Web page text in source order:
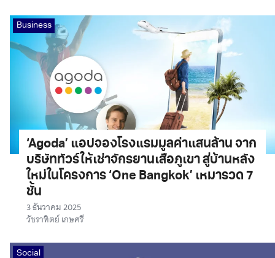
Business
‘Agoda’ แอปจองโรงแรมมูลค่าแสนล้าน จาก
บริษัททัวร์ให้เช่าจักรยานเสือภูเขา สู่บ้านหลัง
ใหม่ในโครงการ ‘One Bangkok’ เหมารวด 7
ชั้น
3 ธันวาคม 2025
วัชราทิตย์ เกษศรี
Social